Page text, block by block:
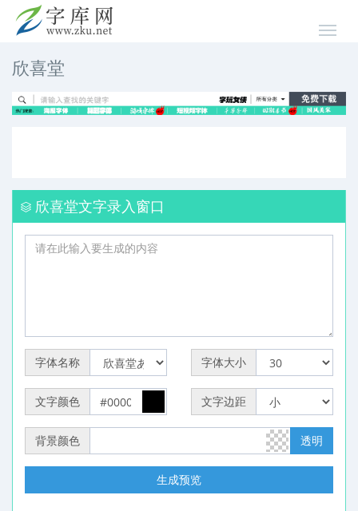
欣喜堂
欣喜堂文字录入窗口
字体名称
文字颜色
字体大小
文字边距
背景颜色 透明
生成预览